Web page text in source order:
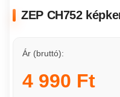
ZEP CH752
Ár (bruttó):
4 990 Ft